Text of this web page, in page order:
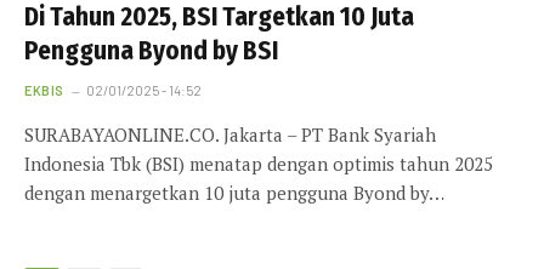
Di Tahun 2025, BSI Targetkan 10 Juta
Pengguna Byond by BSI
EKBIS 02/01/2025 - 14:52
SURABAYAONLINE.CO. Jakarta – PT Bank Syariah
Indonesia Tbk (BSI) menatap dengan optimis tahun 2025
dengan menargetkan 10 juta pengguna Byond by…